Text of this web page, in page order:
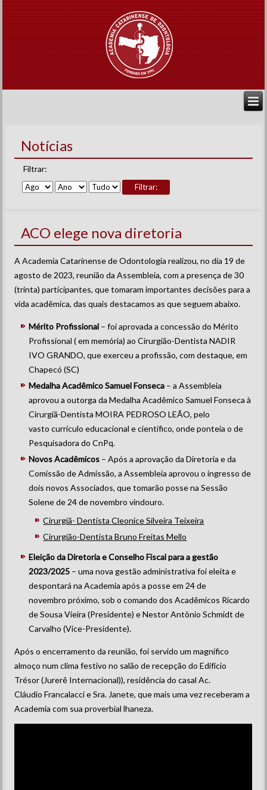
Notícias
Filtrar:
Filtrar:
ACO elege nova diretoria
A Academia Catarinense de Odontologia realizou, no dia 19 de
agosto de 2023, reunião da Assembleia, com a presença de 30
(trinta) participantes, que tomaram importantes decisões para a
vida acadêmica, das quais destacamos as que seguem abaixo.
Mérito Profissional – foi aprovada a concessão do Mérito
Profissional ( em memória) ao Cirurgião-Dentista NADIR
IVO GRANDO, que exerceu a profissão, com destaque, em
Chapecó (SC)
Medalha Acadêmico Samuel Fonseca – a Assembleia
aprovou a outorga da Medalha Acadêmico Samuel Fonseca à
Cirurgiã-Dentista MOIRA PEDROSO LEÃO, pelo
vasto currículo educacional e científico, onde ponteia o de
Pesquisadora do CnPq.
Novos Acadêmicos – Após a aprovação da Diretoria e da
Comissão de Admissão, a Assembleia aprovou o ingresso de
dois novos Associados, que tomarão posse na Sessão
Solene de 24 de novembro vindouro.
Cirurgiã- Dentista Cleonice Silveira Teixeira
Cirurgião-Dentista Bruno Freitas Mello
Eleição da Diretoria e Conselho Fiscal para a gestão
2023/2025 – uma nova gestão administrativa foi eleita e
despontará na Academia após a posse em 24 de
novembro próximo, sob o comando dos Acadêmicos Ricardo
de Sousa Vieira (Presidente) e Nestor Antônio Schmidt de
Carvalho (Vice-Presidente).
Após o encerramento da reunião, foi servido um magnífico
almoço num clima festivo no salão de recepção do Edifício
Trésor (Jurerê Internacional)), residência do casal Ac.
Cláudio Francalacci e Sra. Janete, que mais uma vez receberam a
Academia com sua proverbial lhaneza.